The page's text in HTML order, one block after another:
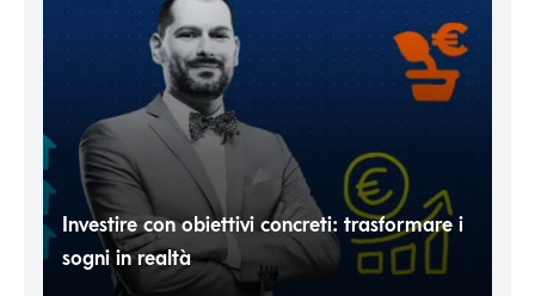
Investire con obiettivi concreti: trasformare i
sogni in realtà